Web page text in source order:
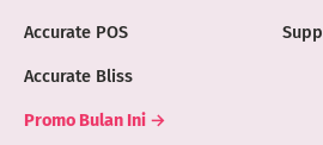
Accurate POS
Accurate Bliss
Promo Bulan Ini →